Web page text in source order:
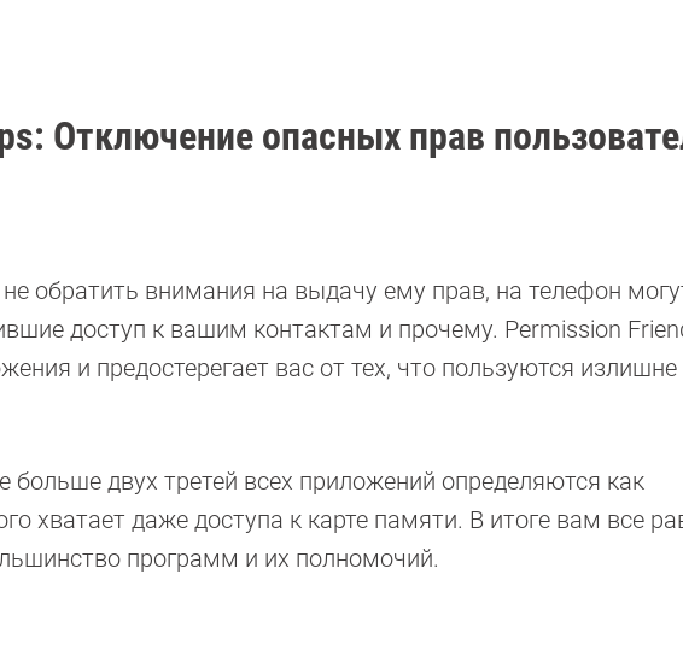
Отключение опасных прав
обратить внимания на выдачу ему прав, на телефон
доступ к вашим контактам и прочему. Permission
и предостерегает вас от тех, что пользуются излишне
больше двух третей всех приложений определяются как
хватает даже доступа к карте памяти. В итоге вам все
программ и их полномочий.